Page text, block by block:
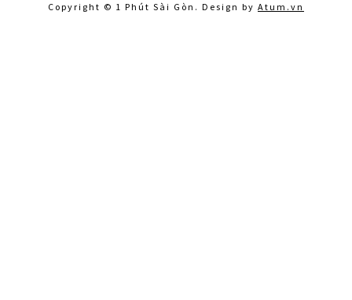
Copyright © 1 Phút Sài Gòn. Design by Atum.vn